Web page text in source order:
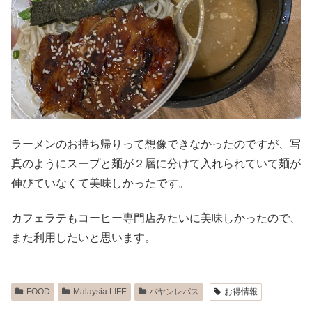
ラーメンのお持ち帰りって想像できなかったのですが、写
真のようにスープと麺が２層に分けて入れられていて麺が
伸びていなくて美味しかったです。
カフェラテもコーヒー専門店みたいに美味しかったので、
また利用したいと思います。
FOOD Malaysia LIFE バヤンレパス お得情報